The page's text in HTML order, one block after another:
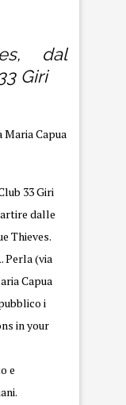
dal
Giri
Maria Capua
33 Giri
dalle
Thieves.
Perla (via
Capua
i
in your
e